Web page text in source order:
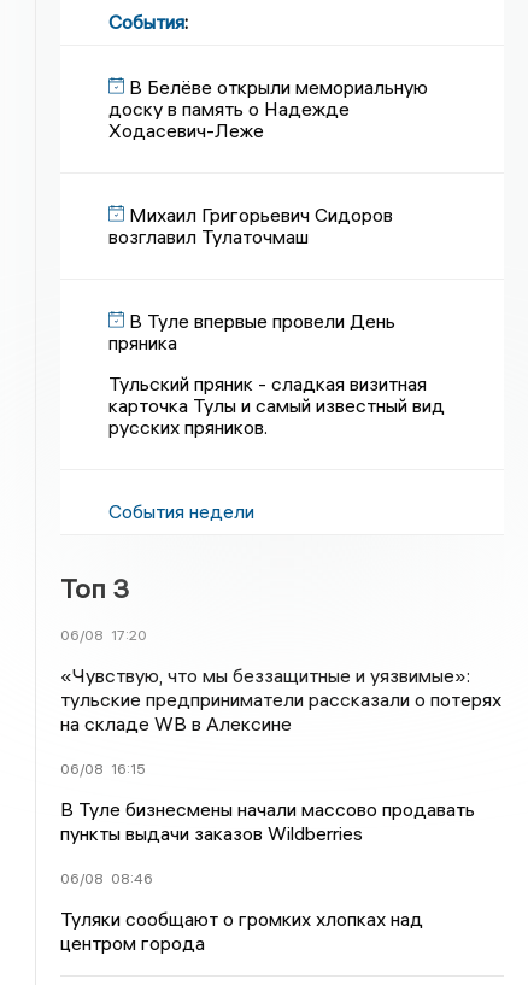
События:
В Белёве открыли мемориальную
доску в память о Надежде
Ходасевич-Леже
Михаил Григорьевич Сидоров
возглавил Тулаточмаш
В Туле впервые провели День
пряника
Тульский пряник - сладкая визитная
карточка Тулы и самый известный вид
русских пряников.
События недели
Топ 3
06/08 17:20
«Чувствую, что мы беззащитные и уязвимые»:
тульские предприниматели рассказали о потерях
на складе WB в Алексине
06/08 16:15
В Туле бизнесмены начали массово продавать
пункты выдачи заказов Wildberries
06/08 08:46
Туляки сообщают о громких хлопках над
центром города